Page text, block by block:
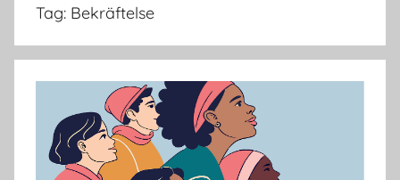
Tag: Bekräftelse